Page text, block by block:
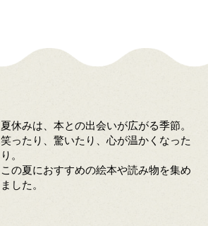
夏休みは、本との出会いが広がる季節。
笑ったり、驚いたり、心が温かくなった
り。
この夏におすすめの絵本や読み物を集め
ました。